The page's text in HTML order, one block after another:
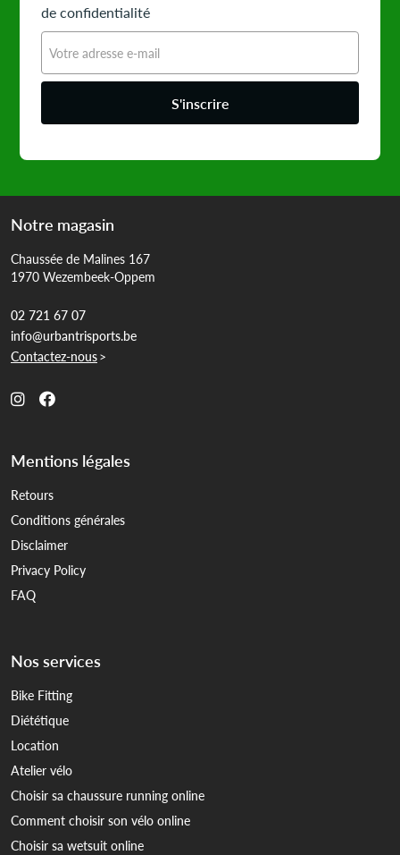
de confidentialité
S'inscrire
Notre magasin
Chaussée de Malines 167
1970 Wezembeek-Oppem
02 721 67 07
info@urbantrisports.be
Contactez-nous>
Mentions légales
Retours
Conditions générales
Disclaimer
Privacy Policy
FAQ
Nos services
Bike Fitting
Diététique
Location
Atelier vélo
Choisir sa chaussure running online
Comment choisir son vélo online
Choisir sa wetsuit online